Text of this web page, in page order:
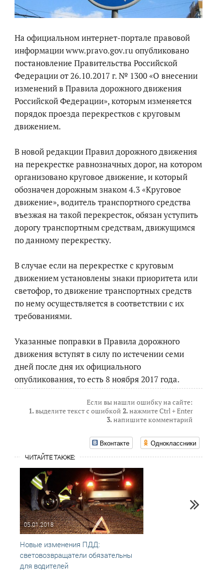
На официальном интернет-портале правовой
информации www.pravo.gov.ru опубликовано
постановление Правительства Российской
Федерации от 26.10.2017 г. № 1300 «О внесении
изменений в Правила дорожного движения
Российской Федерации», которым изменяется
порядок проезда перекрестков с круговым
движением.
В новой редакции Правил дорожного движения
на перекрестке равнозначных дорог, на котором
организовано круговое движение, и который
обозначен дорожным знаком 4.3 «Круговое
движение», водитель транспортного средства
въезжая на такой перекресток, обязан уступить
дорогу транспортным средствам, движущимся
по данному перекрестку.
В случае если на перекрестке с круговым
движением установлены знаки приоритета или
светофор, то движение транспортных средств
по нему осуществляется в соответствии с их
требованиями.
Указанные поправки в Правила дорожного
движения вступят в силу по истечении семи
дней после дня их официального
опубликования, то есть 8 ноября 2017 года.
Если вы нашли ошибку на сайте:
1.выделите текст с ошибкой 2.нажмите Ctrl + Enter
3.напишите комментарий
Вконтакте Одноклассники
ЧИТАЙТЕ ТАКЖЕ:
05.01.2018
Новые изменения ПДД:
световозвращатели обязательны
для водителей